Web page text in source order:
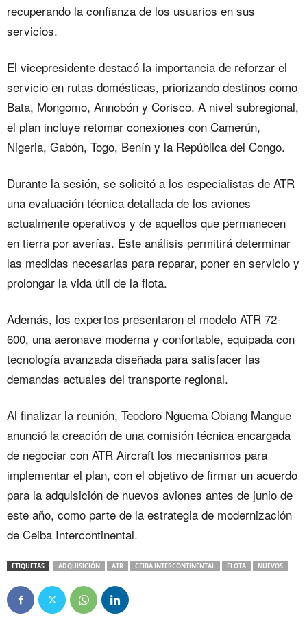
recuperando la confianza de los usuarios en sus
servicios.
El vicepresidente destacó la importancia de reforzar el
servicio en rutas domésticas, priorizando destinos como
Bata, Mongomo, Annobón y Corisco. A nivel subregional,
el plan incluye retomar conexiones con Camerún,
Nigeria, Gabón, Togo, Benín y la República del Congo.
Durante la sesión, se solicitó a los especialistas de ATR
una evaluación técnica detallada de los aviones
actualmente operativos y de aquellos que permanecen
en tierra por averías. Este análisis permitirá determinar
las medidas necesarias para reparar, poner en servicio y
prolongar la vida útil de la flota.
Además, los expertos presentaron el modelo ATR 72-
600, una aeronave moderna y confortable, equipada con
tecnología avanzada diseñada para satisfacer las
demandas actuales del transporte regional.
Al finalizar la reunión, Teodoro Nguema Obiang Mangue
anunció la creación de una comisión técnica encargada
de negociar con ATR Aircraft los mecanismos para
implementar el plan, con el objetivo de firmar un acuerdo
para la adquisición de nuevos aviones antes de junio de
este año, como parte de la estrategia de modernización
de Ceiba Intercontinental.
ETIQUETAS ADQUISICIÓN ATR CEIBA INTERCONTINENTAL FLOTA NUEVOS